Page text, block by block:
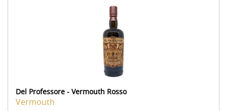
Del Professore - Vermouth Rosso
Vermouth